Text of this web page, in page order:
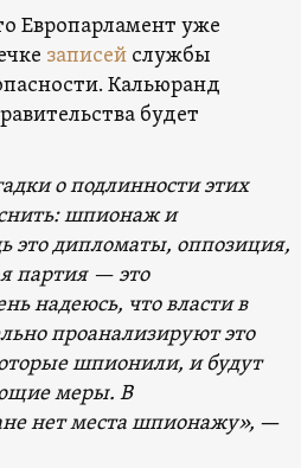
Европарламент уже
записейслужбы
Кальюранд
будет
о подлинности этих
шпионаж и
это дипломаты, оппозиция,
партия — это
надеюсь, что власти в
проанализируют это
шпионили, и будут
меры. В
нет места шпионажу», —